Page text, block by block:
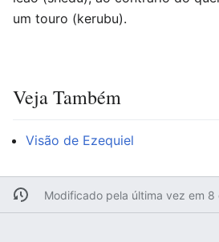
um touro (kerubu).
Veja Também
Visão de Ezequiel